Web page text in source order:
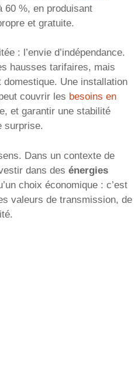
60 %, en produisant
et gratuite.
: l’envie d’indépendance.
hausses tarifaires, mais
Une installation
couvrir les besoins en
et garantir une stabilité
surprise.
Dans un contexte de
dans des énergies
choix économique : c’est
valeurs de transmission, de